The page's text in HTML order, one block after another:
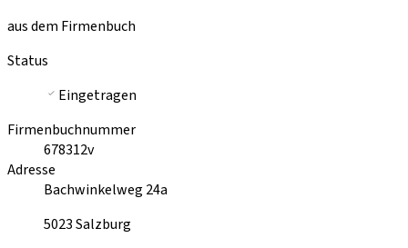
aus dem Firmenbuch
Status
Eingetragen
Firmenbuchnummer
678312v
Adresse
Bachwinkelweg 24a
5023Salzburg